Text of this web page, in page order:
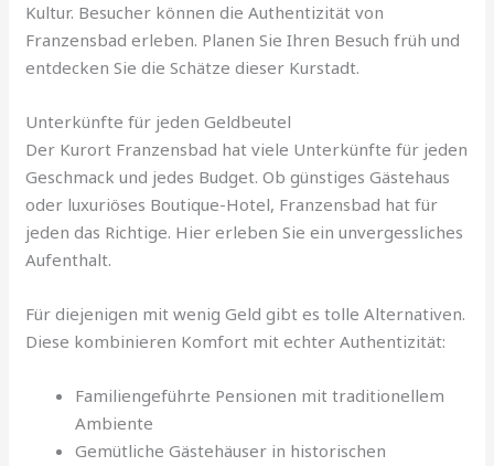
Kultur. Besucher können die Authentizität von
Franzensbad erleben. Planen Sie Ihren Besuch früh und
entdecken Sie die Schätze dieser Kurstadt.
Unterkünfte für jeden Geldbeutel
Der Kurort Franzensbad hat viele Unterkünfte für jeden
Geschmack und jedes Budget. Ob günstiges Gästehaus
oder luxuriöses Boutique-Hotel, Franzensbad hat für
jeden das Richtige. Hier erleben Sie ein unvergessliches
Aufenthalt.
Für diejenigen mit wenig Geld gibt es tolle Alternativen.
Diese kombinieren Komfort mit echter Authentizität:
Familiengeführte Pensionen mit traditionellem
Ambiente
Gemütliche Gästehäuser in historischen